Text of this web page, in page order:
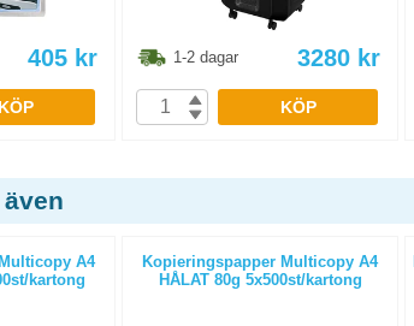
405 kr
KÖP
1-2 dagar 3280 kr
KÖP
A4
kartong
Kopieringspapper Multicopy A4
HÅLAT 80g 5x500st/kartong